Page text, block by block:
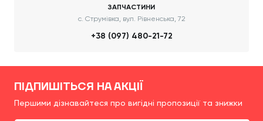
ЗАПЧАСТИНИ
с. Струмівка, вул. Рівненська, 72
+38 (097) 480-21-72
ПІДПИШІТЬСЯ НА АКЦІЇ
Першими дізнавайтеся про вигідні пропозиції та знижки